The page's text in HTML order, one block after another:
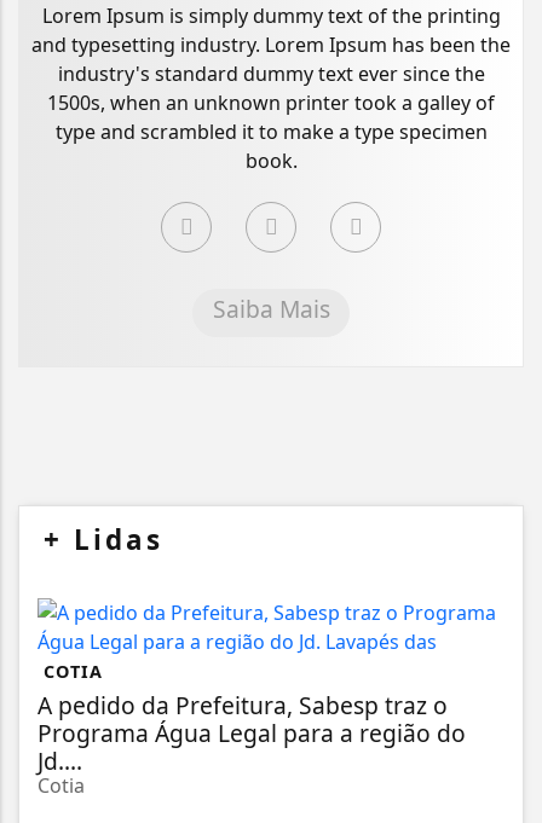
Lorem Ipsum is simply dummy text of the printing
and typesetting industry. Lorem Ipsum has been the
industry's standard dummy text ever since the
1500s, when an unknown printer took a galley of
type and scrambled it to make a type specimen
book.
Saiba Mais
+ Lidas
COTIA
A pedido da Prefeitura, Sabesp traz o
Programa Água Legal para a região do
Jd....
Cotia